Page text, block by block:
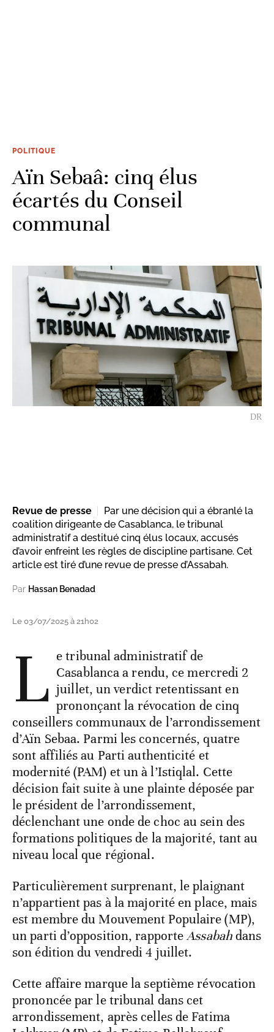
POLITIQUE
Aïn Sebaâ: cinq élus
écartés du Conseil
communal
DR
Revue de presse
Par une décision qui a ébranlé la
coalition dirigeante de Casablanca, le tribunal
administratif a destitué cinq élus locaux, accusés
d’avoir enfreint les règles de discipline partisane. Cet
article est tiré d’une revue de presse d’Assabah.
Par Hassan Benadad
Le 03/07/2025 à 21h02
L e tribunal administratif de
Casablanca a rendu, ce mercredi 2
juillet, un verdict retentissant en
prononçant la révocation de cinq
conseillers communaux de l’arrondissement
d’Aïn Sebaa. Parmi les concernés, quatre
sont affiliés au Parti authenticité et
modernité (PAM) et un à l’Istiqlal. Cette
décision fait suite à une plainte déposée par
le président de l’arrondissement,
déclenchant une onde de choc au sein des
formations politiques de la majorité, tant au
niveau local que régional.
Particulièrement surprenant, le plaignant
n’appartient pas à la majorité en place, mais
est membre du Mouvement Populaire (MP),
un parti d’opposition, rapporteAssabahdans
son édition du vendredi 4 juillet.
Cette affaire marque la septième révocation
prononcée par le tribunal dans cet
arrondissement, après celles de Fatima